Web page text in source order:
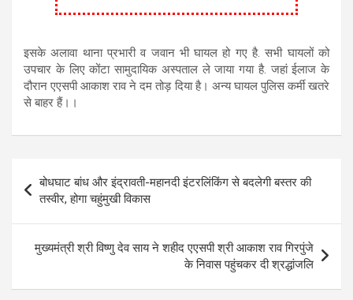
इसके अलावा थाना प्रभारी व जवान भी घायल हो गए है. सभी घायलों को
उपचार के लिए कोंटा सामुदायिक अस्पताल ले जाया गया है. जहां ईलाज के
दौरान एएसपी आकाश राव ने दम तोड़ दिया है। अन्य घायल पुलिस कर्मी खतरे
से बाहर हैं।।
Post
navigation
बोधघाट बांध और इंद्रावती-महानदी इंटरलिंकिंग से बदलेगी बस्तर की
तस्वीर, होगा चहुंमुखी विकास
मुख्यमंत्री श्री विष्णु देव साय ने शहीद एएसपी श्री आकाश राव गिरपुंजे
के निवास पहुंचकर दी श्रद्धांजलि